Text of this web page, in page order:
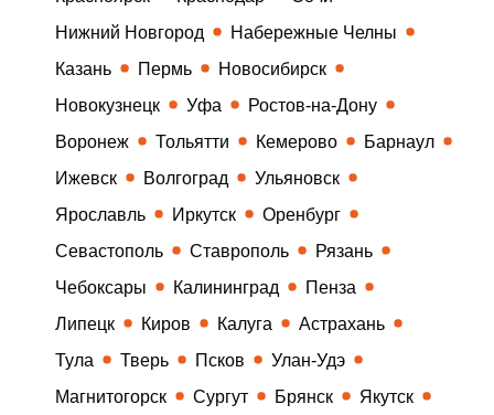
Нижний Новгород
Набережные Челны
Казань
Пермь
Новосибирск
Новокузнецк
Уфа
Ростов-на-Дону
Воронеж
Тольятти Кемерово
Барнаул
Ижевск
Волгоград
Ульяновск
Ярославль
Иркутск
Оренбург
Севастополь
Ставрополь
Рязань
Чебоксары
Калининград
Пенза
Липецк
Киров Калуга
Астрахань
Тула
Тверь Псков
Улан-Удэ
Магнитогорск
Сургут Брянск
Якутск